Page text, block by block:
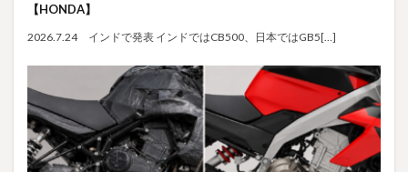
【HONDA】
2026.7.24 インドで発表 インドではCB500、日本ではGB5[…]